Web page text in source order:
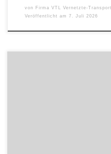
von Firma VTL Vernetzte-
Veröffentlicht am 7. Juli 2026